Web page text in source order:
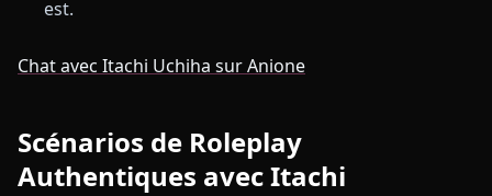
est.
Chat avec Itachi Uchiha sur Anione
Scénarios de Roleplay
Authentiques avec Itachi